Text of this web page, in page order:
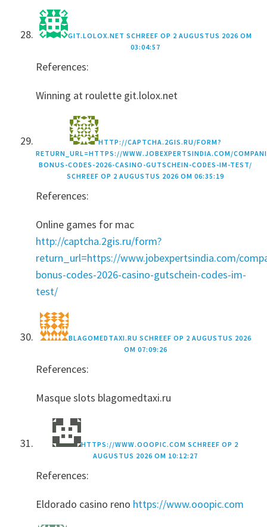
GIT.LOLOX.NET SCHREEF OP 2 AUGUSTUS 2026 OM
03:04:57
References:
Winning at roulette git.lolox.net
HTTP://CAPTCHA.2GIS.RU/FORM?
RETURN_URL=HTTPS://WWW.JOBEXPERTSINDIA.COM/
BONUS-CODES-2026-CASINO-GUTSCHEIN-CODES-IM-TEST/
SCHREEF OP 2 AUGUSTUS 2026 OM 06:35:19
References:
Online games for mac
http://captcha.2gis.ru/form?
return_url=https://www.jobexpertsindia.com/
bonus-codes-2026-casino-gutschein-codes-im-
test/
BLAGOMEDTAXI.RU SCHREEF OP 2 AUGUSTUS 2026
OM 07:09:26
References:
Masque slots blagomedtaxi.ru
HTTPS://WWW.OOOPIC.COM SCHREEF OP 2
AUGUSTUS 2026 OM 10:12:27
References:
Eldorado casino reno https://www.ooopic.com